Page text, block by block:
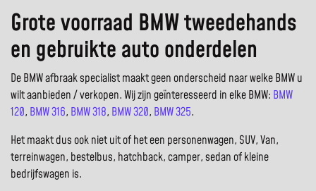
Grote voorraad BMW tweedehands
en gebruikte auto onderdelen
De BMW afbraak specialist maakt geen onderscheid naar welke BMW u
wilt aanbieden / verkopen. Wij zijn geïnteresseerd in elke BMW: BMW
120, BMW 316, BMW 318, BMW 320, BMW 325.
Het maakt dus ook niet uit of het een personenwagen, SUV, Van,
terreinwagen, bestelbus, hatchback, camper, sedan of kleine
bedrijfswagen is.